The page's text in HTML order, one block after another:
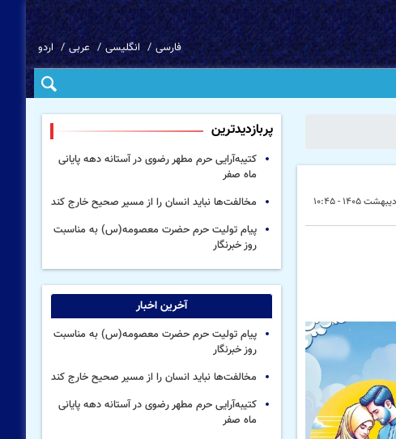
فارسی انگلیسی عربی اردو
پربازدیدترین
کتیبه‌آرایی حرم مطهر رضوی در آستانه دهه پایانی
ماه صفر
مخالفت‌ها نباید انسان را از مسیر صحیح خارج کند
پیام تولیت حرم حضرت معصومه(س) به مناسبت
روز خبرنگار
آخرین اخبار
پیام تولیت حرم حضرت معصومه(س) به مناسبت
روز خبرنگار
مخالفت‌ها نباید انسان را از مسیر صحیح خارج کند
کتیبه‌آرایی حرم مطهر رضوی در آستانه دهه پایانی
ماه صفر